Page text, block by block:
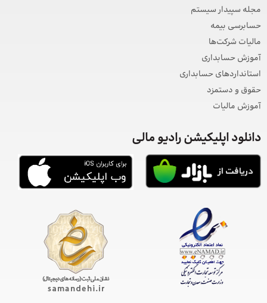
مجله سپیدار سیستم
حسابرسی بیمه
مالیات شرکت‌ها
آموزش حسابداری
استانداردهای حسابداری
حقوق و دستمزد
آموزش مالیات
دانلود اپلیکیشن رادیو مالی